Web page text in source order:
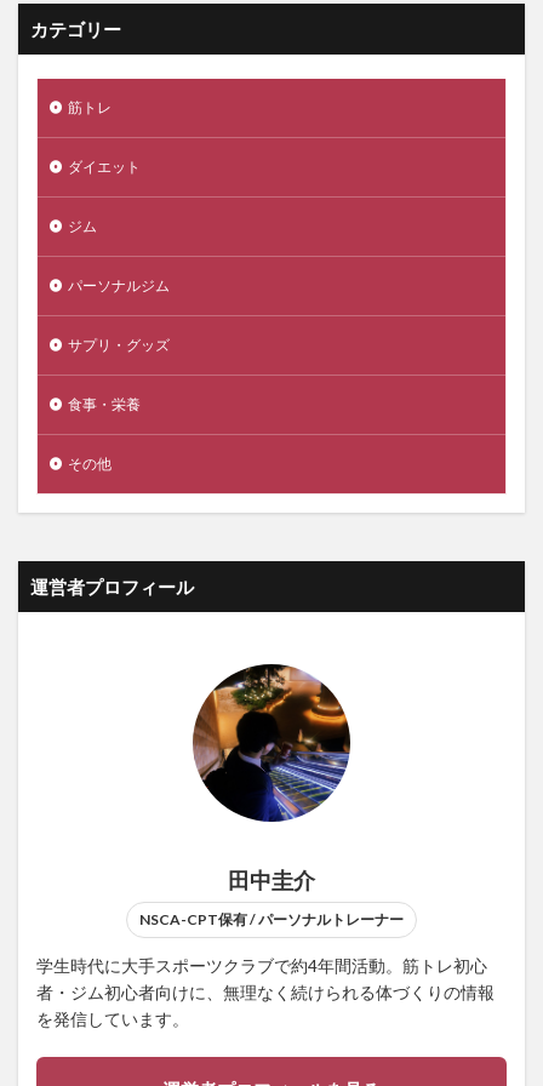
カテゴリー
筋トレ
ダイエット
ジム
パーソナルジム
サプリ・グッズ
食事・栄養
その他
運営者プロフィール
田中圭介
NSCA-CPT保有 / パーソナルトレーナー
学生時代に大手スポーツクラブで約4年間活動。筋トレ初心
者・ジム初心者向けに、無理なく続けられる体づくりの情報
を発信しています。